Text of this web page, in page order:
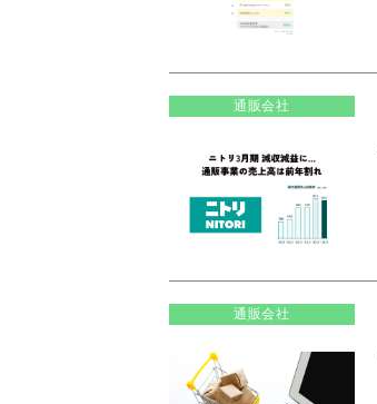
通販会社
通販会社